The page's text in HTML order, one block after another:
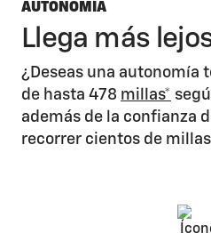
AUTONOMÍA
Llega más
¿Deseas una autonomía
de hasta 478 millas*
además de la confianza
recorrer cientos de